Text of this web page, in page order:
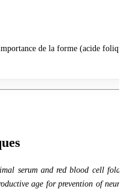
de la forme (acide
serum and red blood cell
age for prevention of